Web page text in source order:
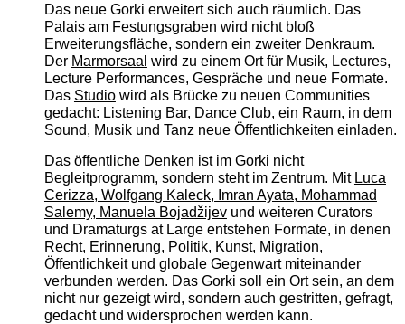
Das neue Gorki erweitert sich auch räumlich. Das
Palais am Festungsgraben wird nicht bloß
Erweiterungsfläche, sondern ein zweiter Denkraum.
Der Marmorsaal wird zu einem Ort für Musik, Lectures,
Lecture Performances, Gespräche und neue Formate.
Das Studiowird als Brücke zu neuen Communities
gedacht: Listening Bar, Dance Club, ein Raum, in dem
Sound, Musik und Tanz neue Öffentlichkeiten einladen.
Das öffentliche Denken ist im Gorki nicht
Begleitprogramm, sondern steht im Zentrum. Mit Luca
Cerizza, Wolfgang Kaleck, Imran Ayata, Mohammad
Salemy, Manuela Bojadžijevund weiteren Curators
und Dramaturgs at Large entstehen Formate, in denen
Recht, Erinnerung, Politik, Kunst, Migration,
Öffentlichkeit und globale Gegenwart miteinander
verbunden werden. Das Gorki soll ein Ort sein, an dem
nicht nur gezeigt wird, sondern auch gestritten, gefragt,
gedacht und widersprochen werden kann.